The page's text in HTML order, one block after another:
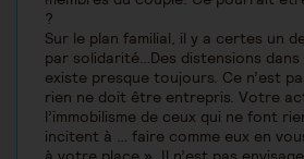
?
Sur le plan familial, il y a certes un
par solidarité…Des distensions dans
existe presque toujours. Ce n’est
rien ne doit être entrepris. Votre
l’immobilisme de ceux qui ne font
incitent à … faire comme eux en